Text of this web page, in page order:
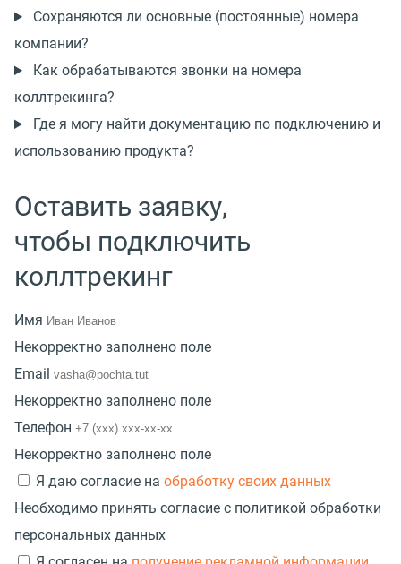
Сохраняются ли основные (постоянные) номера
компании?
Как обрабатываются звонки на номера
коллтрекинга?
Где я могу найти документацию по подключению и
использованию продукта?
Оставить заявку,
чтобы подключить
коллтрекинг
Имя
Некорректно заполнено поле
Email
Некорректно заполнено поле
Телефон
Некорректно заполнено поле
Я даю согласие на обработку своих данных
Необходимо принять согласие с политикой обработки
персональных данных